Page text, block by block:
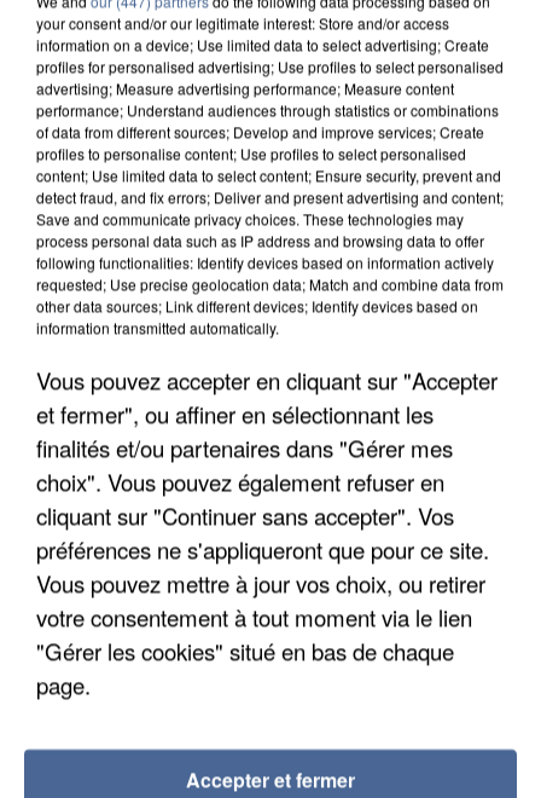
DE FAUNE SAUVAGE SONT...
your consent and/or our legitimate interest: Store and/or access
information on a device; Use limited data to select advertising; Create
profiles for personalised advertising; Use profiles to select personalised
advertising; Measure advertising performance; Measure content
performance; Understand audiences through statistics or combinations
of data from different sources; Develop and improve services; Create
profiles to personalise content; Use profiles to select personalised
content; Use limited data to select content; Ensure security, prevent and
detect fraud, and fix errors; Deliver and present advertising and content;
Save and communicate privacy choices. These technologies may
process personal data such as IP address and browsing data to offer
following functionalities: Identify devices based on information actively
requested; Use precise geolocation data; Match and combine data from
other data sources; Link different devices; Identify devices based on
information transmitted automatically.
Vous pouvez accepter en cliquant sur "Accepter
et fermer", ou affiner en sélectionnant les
finalités et/ou partenaires dans "Gérer mes
choix". Vous pouvez également refuser en
cliquant sur "Continuer sans accepter". Vos
préférences ne s'appliqueront que pour ce site.
Vous pouvez mettre à jour vos choix, ou retirer
votre consentement à tout moment via le lien
"Gérer les cookies" situé en bas de chaque
page.
Accepter et fermer